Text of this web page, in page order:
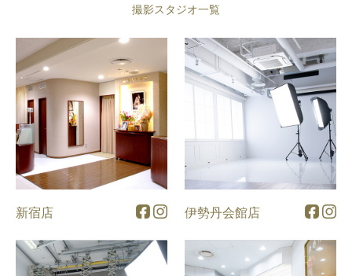
撮影スタジオ一覧
新宿店 伊勢丹会館店